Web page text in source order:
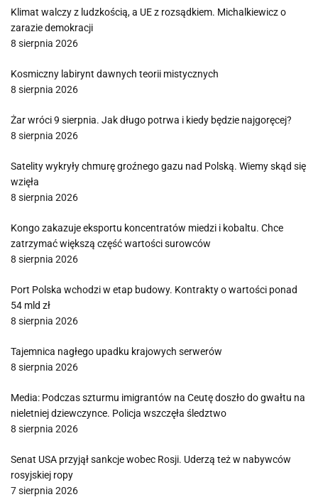
Klimat walczy z ludzkością, a UE z rozsądkiem. Michalkiewicz o
zarazie demokracji
8 sierpnia 2026
Kosmiczny labirynt dawnych teorii mistycznych
8 sierpnia 2026
Żar wróci 9 sierpnia. Jak długo potrwa i kiedy będzie najgoręcej?
8 sierpnia 2026
Satelity wykryły chmurę groźnego gazu nad Polską. Wiemy skąd się
wzięła
8 sierpnia 2026
Kongo zakazuje eksportu koncentratów miedzi i kobaltu. Chce
zatrzymać większą część wartości surowców
8 sierpnia 2026
Port Polska wchodzi w etap budowy. Kontrakty o wartości ponad
54 mld zł
8 sierpnia 2026
Tajemnica nagłego upadku krajowych serwerów
8 sierpnia 2026
Media: Podczas szturmu imigrantów na Ceutę doszło do gwałtu na
nieletniej dziewczynce. Policja wszczęła śledztwo
8 sierpnia 2026
Senat USA przyjął sankcje wobec Rosji. Uderzą też w nabywców
rosyjskiej ropy
7 sierpnia 2026